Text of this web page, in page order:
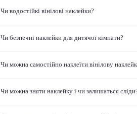
Чи водостійкі вінілові наклейки?
Чи безпечні наклейки для дитячої кімнати?
Чи можна самостійно наклеїти вінілову
Чи можна зняти наклейку і чи залишаться